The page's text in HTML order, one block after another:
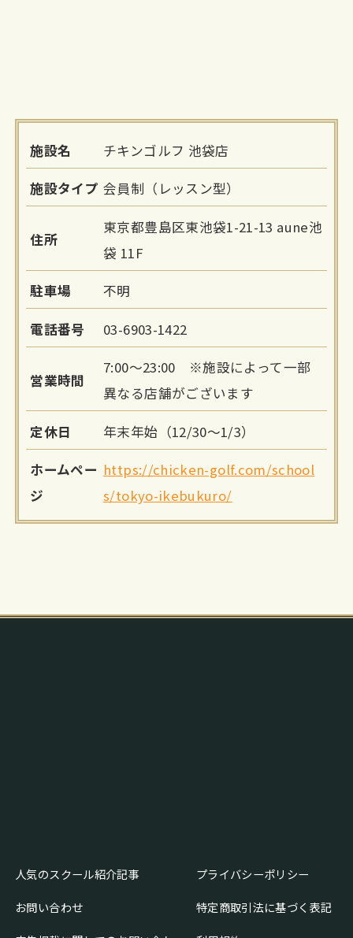
施設名 チキンゴルフ 池袋店
施設タイプ 会員制（レッスン型）
住所
東京都豊島区東池袋1-21-13 aune池
袋 11F
駐車場 不明
電話番号 03-6903-1422
営業時間
7:00～23:00 ※施設によって一部
異なる店舗がございます
定休日 年末年始（12/30～1/3）
ホームペー
ジ
https://chicken-golf.com/school
s/tokyo-ikebukuro/
人気のスクール紹介記事
お問い合わせ
プライバシーポリシー
特定商取引法に基づく表記